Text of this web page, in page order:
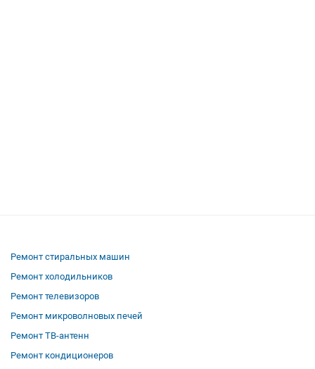
Ремонт стиральных машин
Ремонт холодильников
Ремонт телевизоров
Ремонт микроволновых печей
Ремонт ТВ-антенн
Ремонт кондиционеров